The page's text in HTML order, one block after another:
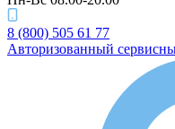
8 (800) 505 61 77
Авторизованный